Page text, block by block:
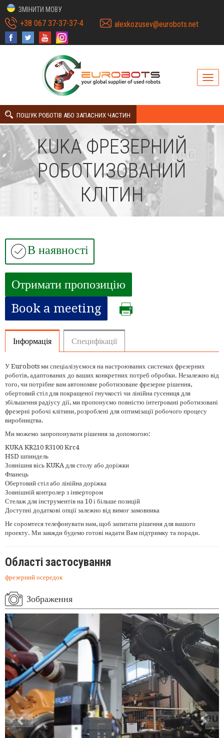
ЗМІНИТИ МОВУ
+38 067 37-37-37-4 alexkozusev@eurobots.net
ПОШУК РОБОТІВ АБО ЗАПАСНИХ ЧАСТИН
KUKA ФРЕЗЕРНИЙ
РОБОТИЗОВАНИЙ
КЛІТИН
В наявності
Отримати пропозицію
Book a meeting
Інформація Специфікації
У Eurobots ми спеціалізуємося на настроюваних системах фрезерних
роботів, адаптованих до ваших конкретних потреб обробки. Незалежно від
того, чи потрібне вам автономне роботизоване фрезерне рішення,
обертовий стіл для покращеної гнучкості чи лінійна гусениця для
збільшення радіусу дії, ми пропонуємо повністю інтегровані роботизовані
фрезерні робочі клітини, розроблені для оптимізації робочого процесу
виробництва.
Ми можемо запропонувати рішення за допомогою:
KUKA KR210 R3100 Krc4
HSD шпиндель
Зовнішня вісь KUKA для столу або доріжки
Фланець
Обертовий стіл або лінійна доріжка
Зовнішній контролер з інвертором
Стелаж для інструментів на 10 і більше позицій
Доступні додаткові опції залежно від вимог замовника
Не соромтеся телефонувати нам, щоб запитати рішення для вашого
проекту. Ми завжди будемо готові надати Вам підтримку та поради.
Області застосування
фрезерний осередок
Зображення